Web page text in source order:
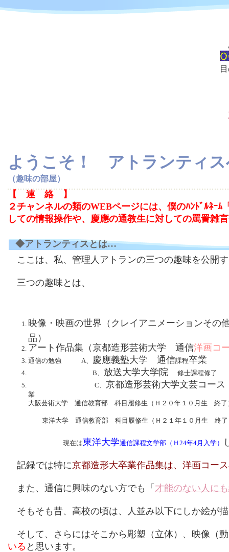
ようこそ！ アトランティス
（趣味の部屋）
【 連 絡 】
２チャンネルの類のWEBページには、僕のﾊﾝﾄﾞﾙﾈｰﾑ
しての情報操作や、慶應の通教生に対しての罵詈雑
◆アトランティスとは…
ここは、私、管理人アトランの三つの趣味を公開
三つの趣味とは、
映像・映画の世界 （クレイアニメーションその
品）
アート作品集（京都造形芸術大学 通信洋画コ
通信の勉強 A、 慶應義塾大学 通信課程卒業
B、 放送大学大学院
修士課程修了
C、 京都造形芸術大学文芸コース
大阪芸術大学 通信教育部 科目履修生（Ｈ２０年１０月生 終了
東洋大学 通信教育部 科目履修生（Ｈ２１年１０月生 終了
現在は東洋大学通信課程文学部（Ｈ24年4月入学）
記録では特に京都造形大卒業作品集は、洋画コー
また、通信に興味のない方でも「 才能のない人に
そもそも昔、高校の頃は、人並み以下にしか絵が
そして、さらにはそこから彫塑（立体）、映像（
いる と思います。